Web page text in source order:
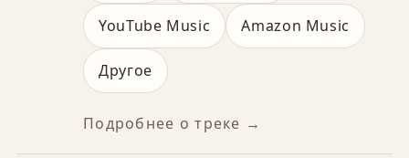
YouTube Music Amazon Music
Другое
Подробнее о треке →